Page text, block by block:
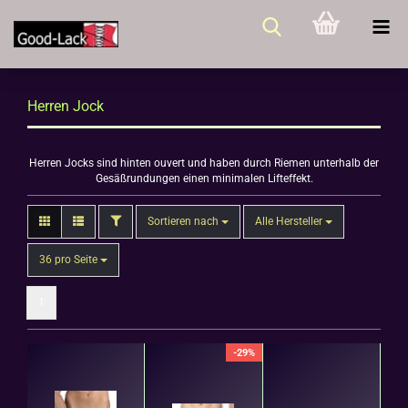
Herren Jock
Herren Jocks sind hinten ouvert und haben durch Riemen unterhalb der
Gesäßrundungen einen minimalen Lifteffekt.
FILTERSortieren nach
Sortieren nach Alle Hersteller
36 pro Seite
pro Seite
-29%